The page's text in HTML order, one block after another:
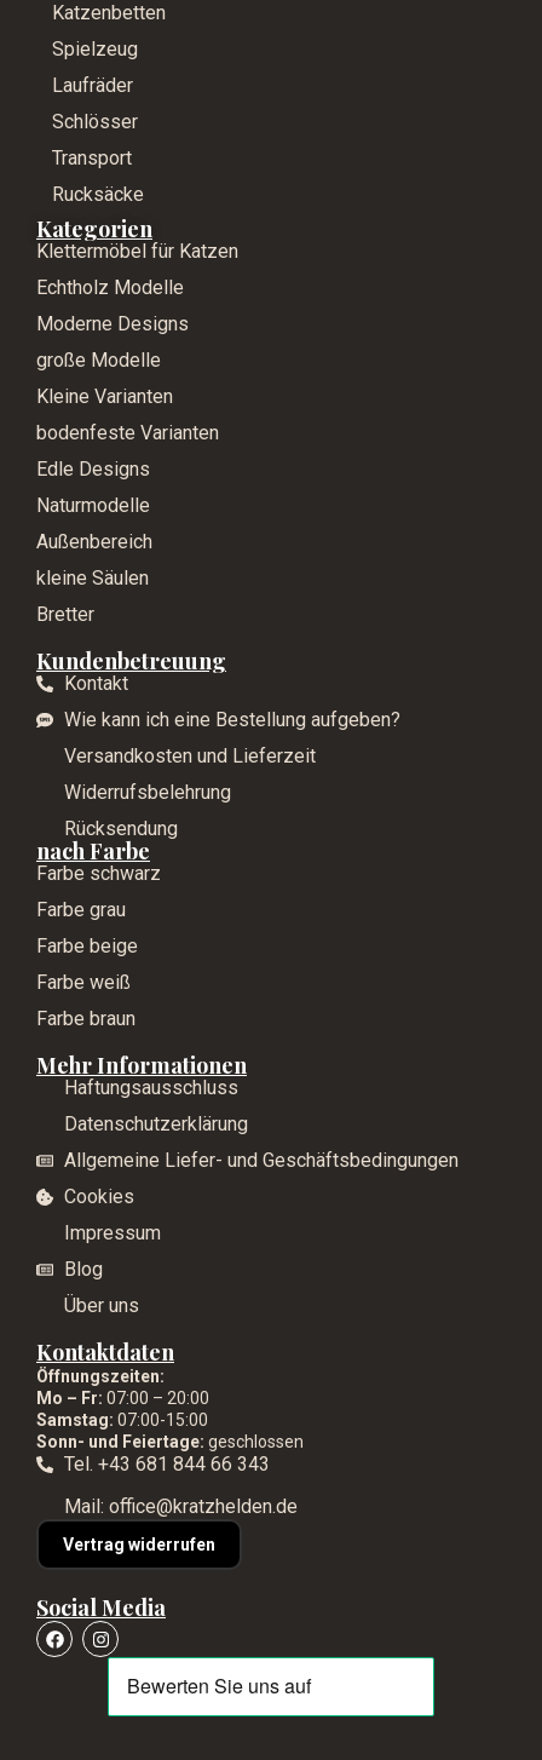
Katzenbetten
Spielzeug
Laufräder
Schlösser
Transport
Rucksäcke
Kategorien
Klettermöbel für Katzen
Echtholz Modelle
Moderne Designs
große Modelle
Kleine Varianten
bodenfeste Varianten
Edle Designs
Naturmodelle
Außenbereich
kleine Säulen
Bretter
Kundenbetreuung
Kontakt
Wie kann ich eine Bestellung aufgeben?
Versandkosten und Lieferzeit
Widerrufsbelehrung
Rücksendung
nach Farbe
Farbe schwarz
Farbe grau
Farbe beige
Farbe weiß
Farbe braun
Mehr Informationen
Haftungsausschluss
Datenschutzerklärung
Allgemeine Liefer- und Geschäftsbedingungen
Cookies
Impressum
Blog
Über uns
Kontaktdaten
Öffnungszeiten:
Mo – Fr: 07:00 – 20:00
Samstag: 07:00-15:00
Sonn- und Feiertage: geschlossen
Tel. +43 681 844 66 343
Mail: office@kratzhelden.de
Vertrag widerrufen
Social Media